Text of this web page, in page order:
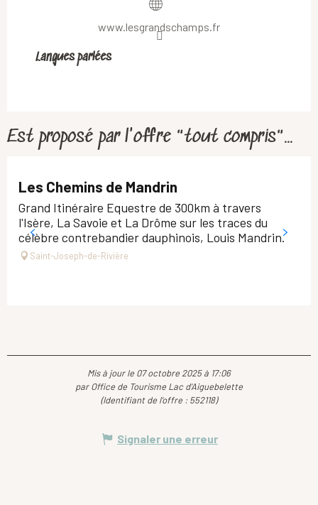
www.lesgrandschamps.fr
Langues parlées
Langues parlées
Est proposé par l'offre "tout compris"...
Les Chemins de Mandrin
Grand Itinéraire Equestre de 300km à travers
l'Isère, La Savoie et La Drôme sur les traces du
célèbre contrebandier dauphinois, Louis Mandrin.
Saint-Joseph-de-Rivière
Mis à jour le 07 octobre 2025 à 17:06
par Office de Tourisme Lac d'Aiguebelette
(Identifiant de l'offre : 552118)
Signaler une erreur